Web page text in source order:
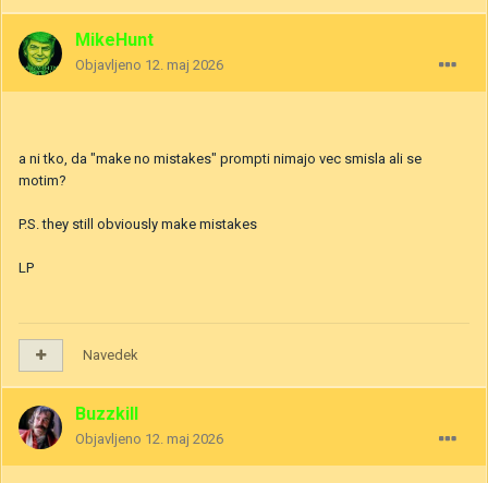
MikeHunt
Objavljeno 12. maj 2026
a ni tko, da "make no mistakes" prompti nimajo vec smisla ali se
motim?
P.S. they still obviously make mistakes
LP
Navedek
Buzzkill
Objavljeno 12. maj 2026